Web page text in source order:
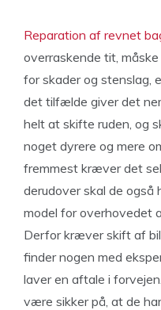
Reparation af revnet
overraskende tit,
for skader og stenslag,
det tilfælde giver det
helt at skifte ruden, og
noget dyrere og mere
fremmest kræver det
derudover skal de også
model for overhovedet
Derfor kræver skift af
finder nogen med
laver en aftale i
være sikker på, at de